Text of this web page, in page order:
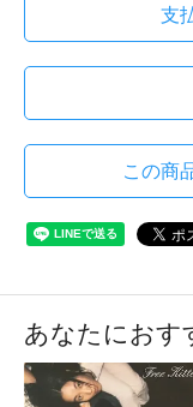
支
この商
あなたにおす